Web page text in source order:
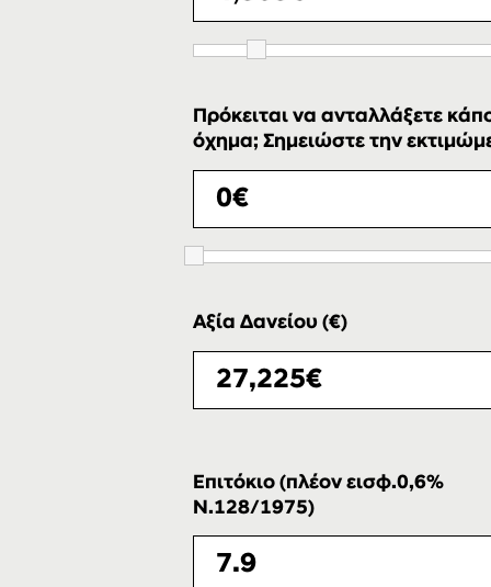
Πρόκειται να ανταλλάξετε
όχημα; Σημειώστε την
Αξία Δανείου (€)
Επιτόκιο (πλέον εισφ.0,6%
Ν.128/1975)